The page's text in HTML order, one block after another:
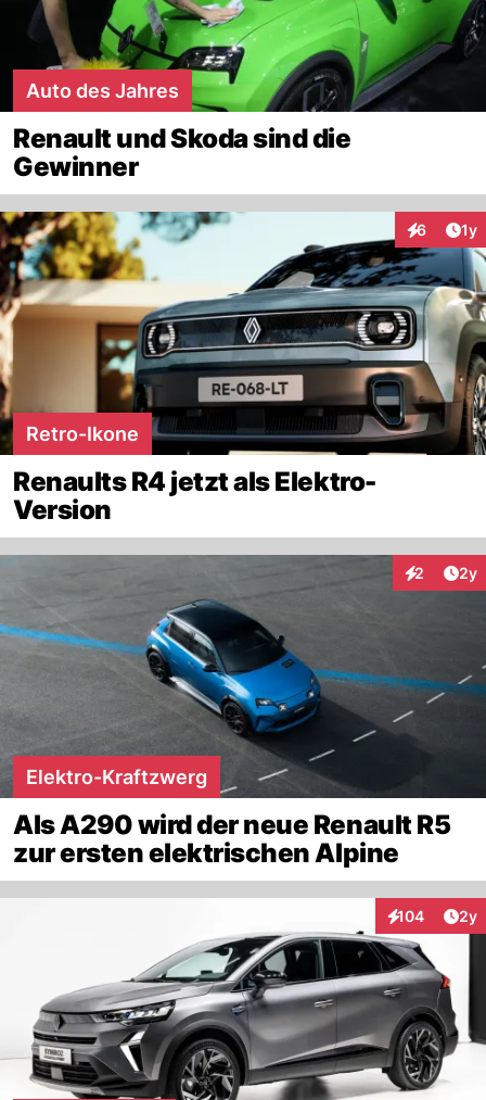
Auto des Jahres
Renault und Skoda sind die
Gewinner
6 1y
Retro-Ikone
Renaults R4 jetzt als Elektro-
Version
2 2y
Elektro-Kraftzwerg
Als A290 wird der neue Renault R5
zur ersten elektrischen Alpine
104
Interaktionen
2y